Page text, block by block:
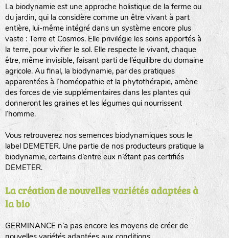
La biodynamie est une approche holistique de la ferme ou
du jardin, qui la considère comme un être vivant à part
entière, lui-même intégré dans un système encore plus
vaste : Terre et Cosmos. Elle privilégie les soins apportés à
la terre, pour vivifier le sol. Elle respecte le vivant, chaque
être, même invisible, faisant parti de l’équilibre du domaine
agricole. Au final, la biodynamie, par des pratiques
apparentées à l’homéopathie et la phytothérapie, amène
des forces de vie supplémentaires dans les plantes qui
donneront les graines et les légumes qui nourrissent
l’homme.
Vous retrouverez nos semences biodynamiques sous le
label DEMETER. Une partie de nos producteurs pratique la
biodynamie, certains d’entre eux n’étant pas certifiés
DEMETER.
La création de nouvelles variétés adaptées à
la bio
GERMINANCE n’a pas encore les moyens de créer de
BINGENHEIMER SAATGUT (BGH)
LA RÉFÉRENCE :F BEL20BPA1A (en haut à gauche)
F : Fleurs.
Les autres catégories étant :
: Engrais vert
L: Légumes
A: Aromatiques
BEL : Code de la variété
(Ici Belle de nuit)
20 : Année de récolte(ici 2020)
BPA : Initiales du producteur ou du fournisseur de la
semence.
biodiversité cultivée